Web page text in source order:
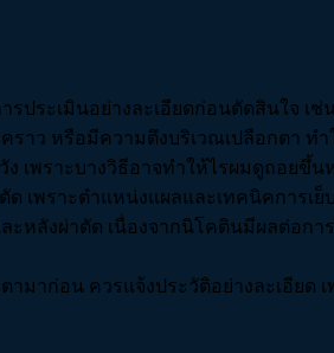
ประเมินอย่างละเอียดก่อนตัดสินใจ เช่
าว หรือมีความตึงบริเวณเปลือกตา ท
เพราะบางวิธีอาจทำให้ไรผมดูถอยขึ้
เพราะตำแหน่งแผลและเทคนิคการเ
งผ่าตัด เนื่องจากนิโคตินมีผลต่อการ
าก่อน ควรแจ้งประวัติอย่างละเอียด